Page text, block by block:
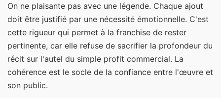
On ne plaisante pas avec une légende. Chaque ajout
doit être justifié par une nécessité émotionnelle. C'est
cette rigueur qui permet à la franchise de rester
pertinente, car elle refuse de sacrifier la profondeur du
récit sur l'autel du simple profit commercial. La
cohérence est le socle de la confiance entre l'œuvre et
son public.